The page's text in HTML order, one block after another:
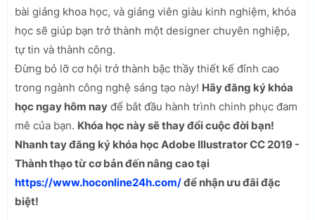
bài giảng khoa học, và giảng viên giàu kinh nghiệm, khóa
học sẽ giúp bạn trở thành một designer chuyên nghiệp,
tự tin và thành công.
Đừng bỏ lỡ cơ hội trở thành bậc thầy thiết kế đỉnh cao
trong ngành công nghệ sáng tạo này! Hãy đăng ký khóa
học ngay hôm nay để bắt đầu hành trình chinh phục đam
mê của bạn. Khóa học này sẽ thay đổi cuộc đời bạn!
Nhanh tay đăng ký khóa học Adobe Illustrator CC 2019 -
Thành thạo từ cơ bản đến nâng cao tại
https://www.hoconline24h.com/để nhận ưu đãi đặc
biệt!